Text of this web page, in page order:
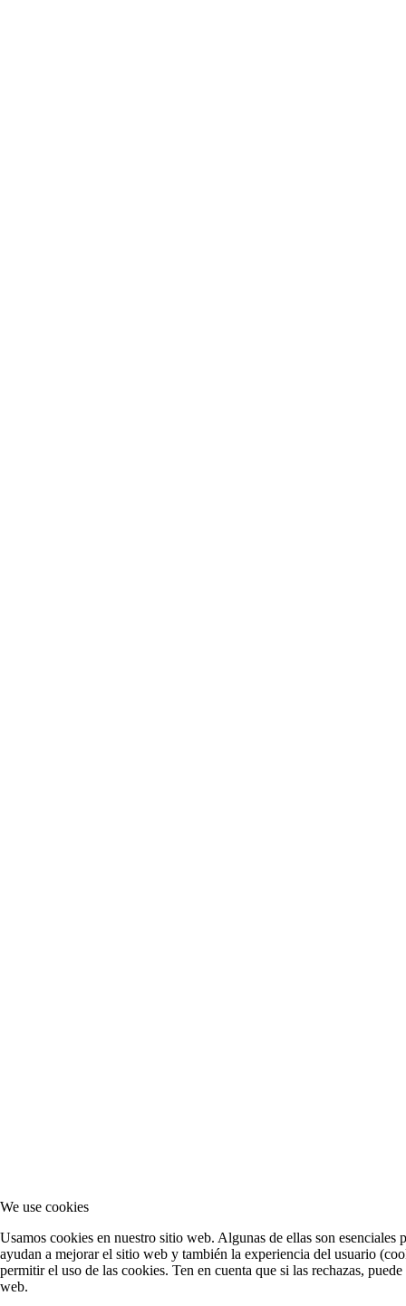
We use cookies
Usamos cookies en nuestro sitio web. Algunas de ellas son
ayudan a mejorar el sitio web y también la experiencia del usuario
permitir el uso de las cookies. Ten en cuenta que si las rechazas,
web.